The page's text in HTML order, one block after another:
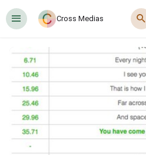
󰍜 Cross Medias 󰍉